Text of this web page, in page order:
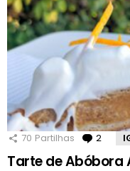
70 Partilhas 2
Tarte de